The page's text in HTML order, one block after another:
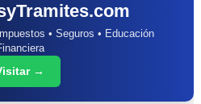
• Seguros • Educación
→